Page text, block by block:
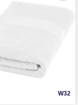
W32